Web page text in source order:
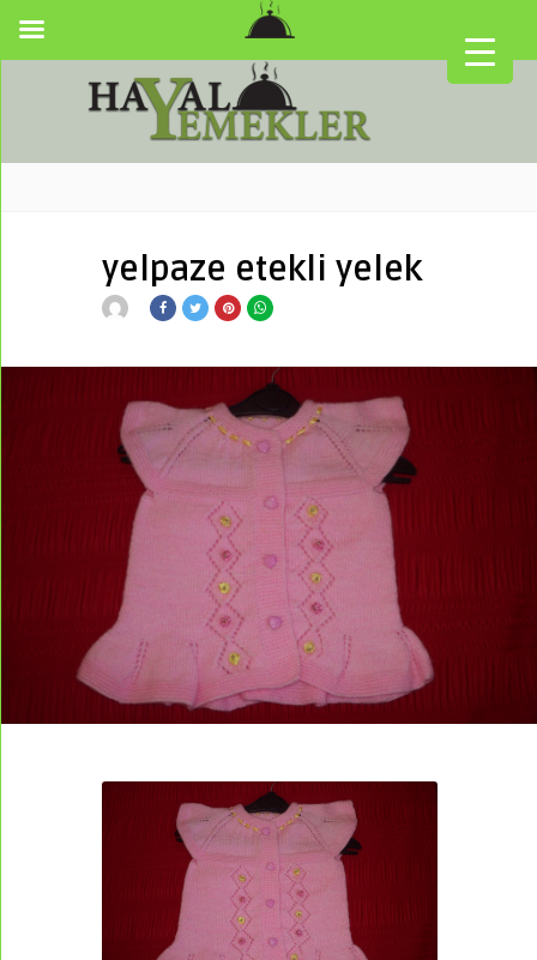
▼
yelpaze etekli yelek